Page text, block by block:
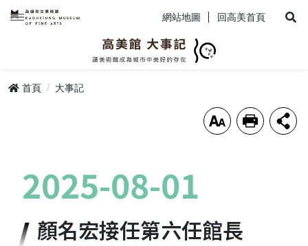
網站地圖 回高美首頁
網站地圖
首頁 大事記
放大 列印 分享
2025-08-01
顏名宏接任第六任館長